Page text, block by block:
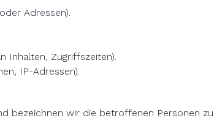
Adressen).
Inhalten, Zugriffszeiten).
IP-Adressen).
bezeichnen wir die betroffenen Personen